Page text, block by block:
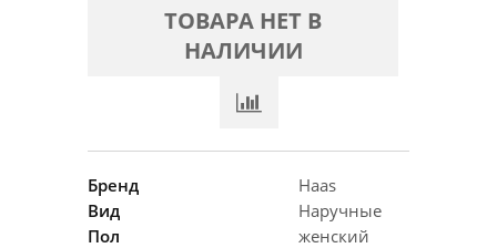
ТОВАРА НЕТ В
НАЛИЧИИ
Бренд
Haas
Вид
Наручные
Пол
женский